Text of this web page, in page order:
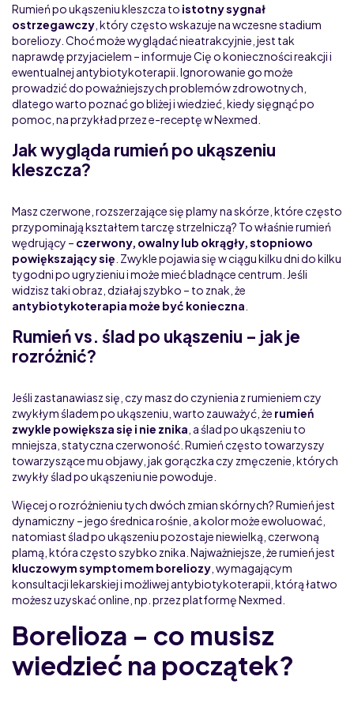
Rumień po ukąszeniu kleszcza to istotny sygnał
ostrzegawczy , który często wskazuje na wczesne stadium
boreliozy. Choć może wyglądać nieatrakcyjnie, jest tak
naprawdę przyjacielem – informuje Cię o konieczności reakcji i
ewentualnej antybiotykoterapii. Ignorowanie go może
prowadzić do poważniejszych problemów zdrowotnych,
dlatego warto poznać go bliżej i wiedzieć, kiedy sięgnąć po
pomoc, na przykład przez e-receptę w Nexmed.
Jak wygląda rumień po ukąszeniu
kleszcza?
Masz czerwone, rozszerzające się plamy na skórze, które często
przypominają kształtem tarczę strzelniczą? To właśnie rumień
wędrujący – czerwony, owalny lub okrągły, stopniowo
powiększający się . Zwykle pojawia się w ciągu kilku dni do kilku
tygodni po ugryzieniu i może mieć bladnące centrum. Jeśli
widzisz taki obraz, działaj szybko – to znak, że
antybiotykoterapia może być konieczna
Rumień vs. ślad po ukąszeniu – jak je
rozróżnić?
Jeśli zastanawiasz się, czy masz do czynienia z rumieniem czy
zwykłym śladem po ukąszeniu, warto zauważyć, że rumień
zwykle powiększa się i nie znika , a ślad po ukąszeniu to
mniejsza, statyczna czerwoność. Rumień często towarzyszy
towarzyszące mu objawy, jak gorączka czy zmęczenie, których
zwykły ślad po ukąszeniu nie powoduje.
Więcej o rozróżnieniu tych dwóch zmian skórnych? Rumień jest
dynamiczny – jego średnica rośnie, a kolor może ewoluować,
natomiast ślad po ukąszeniu pozostaje niewielką, czerwoną
plamą, która często szybko znika. Najważniejsze, że rumień jest
kluczowym symptomem boreliozy , wymagającym
konsultacji lekarskiej i możliwej antybiotykoterapii, którą łatwo
możesz uzyskać online, np. przez platformę Nexmed.
Borelioza – co musisz
wiedzieć na początek?